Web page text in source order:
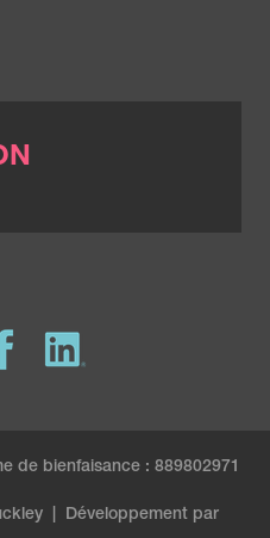
de bienfaisance : 889802971
Développement par